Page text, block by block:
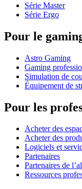
Série Master
Série Ergo
Pour le
Astro Gaming
Gaming
Simulation de
Équipement de
Pour les
Acheter des
Acheter des
Logiciels et
Partenaires
Partenaires de
Ressources